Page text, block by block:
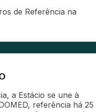
de Referência na
a Estácio se une à
referência há 25